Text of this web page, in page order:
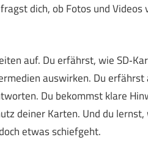
dich, ob Fotos und
auf. Du erfährst, wie
auswirken. Du
Du bekommst klare
deiner Karten. Und du
etwas schiefgeht.